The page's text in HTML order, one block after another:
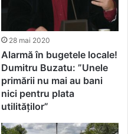
28 mai 2020
Alarmă în bugetele locale!
Dumitru Buzatu: ”Unele
primării nu mai au bani
nici pentru plata
utilităților”